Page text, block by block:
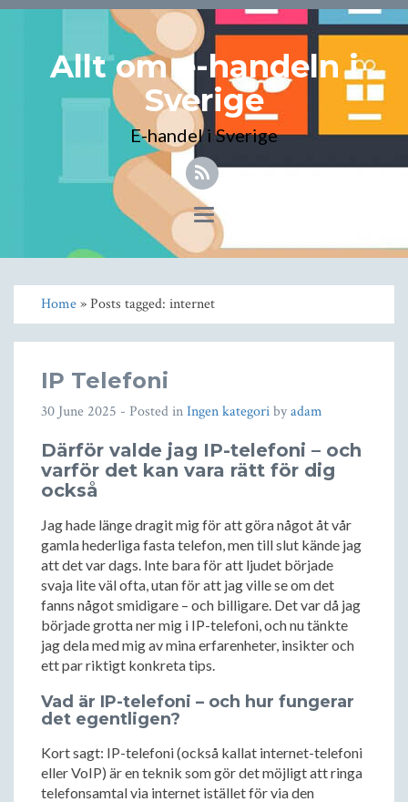
Allt om e-handeln i
Sverige
E-handel i Sverige
Toggle
navigation
Home» Posts tagged: internet
IP Telefoni
30 June 2025 - Posted inIngen kategoribyadam
Därför valde jag IP-telefoni – och
varför det kan vara rätt för dig
också
Jag hade länge dragit mig för att göra något åt vår
gamla hederliga fasta telefon, men till slut kände jag
att det var dags. Inte bara för att ljudet började
svaja lite väl ofta, utan för att jag ville se om det
fanns något smidigare – och billigare. Det var då jag
började grotta ner mig i IP-telefoni, och nu tänkte
jag dela med mig av mina erfarenheter, insikter och
ett par riktigt konkreta tips.
Vad är IP-telefoni – och hur fungerar
det egentligen?
Kort sagt: IP-telefoni (också kallat internet-telefoni
eller VoIP) är en teknik som gör det möjligt att ringa
telefonsamtal via internet istället för via den